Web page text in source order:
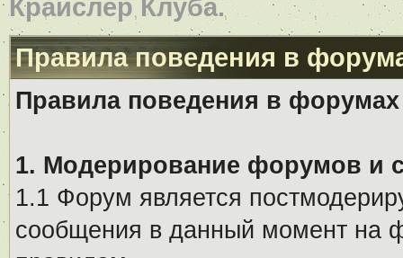
Крайслер Клуба.
Правила поведения в
Правила поведения в
1. Модерирование форумов и
1.1 Форум является
сообщения в данный момент на